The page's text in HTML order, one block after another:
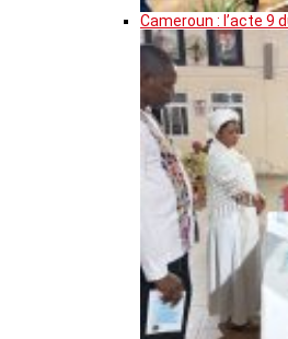
Cameroun : l’acte 9